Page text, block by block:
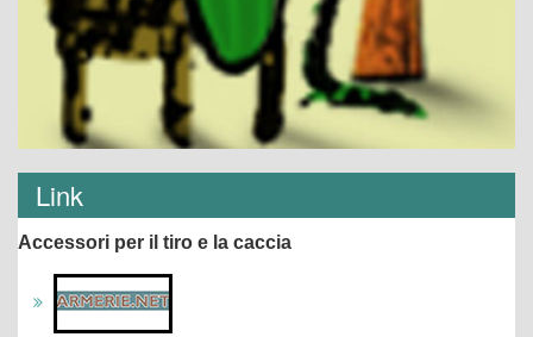
Link
Accessori per il tiro e la caccia